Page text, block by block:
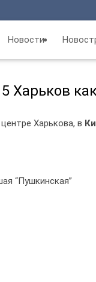
Новости
Харьков
Харькова, в
“Пушкинская”